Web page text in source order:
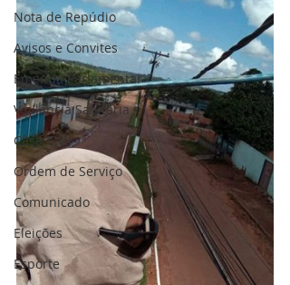
Nota de Repúdio
Avisos e Convites
Emenda Parlamentar
Vigilância Sanitária
Casa Civil
Ordem de Serviço
Comunicado
Eleições
Esporte